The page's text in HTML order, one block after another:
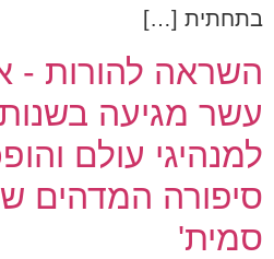
בתחתית […]
השראה להורות -
עשר מגיעה
למנהיגי עולם
סיפורה המדהים
סמית'